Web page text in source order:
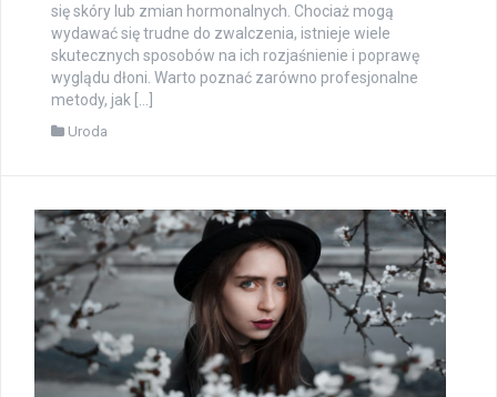
się skóry lub zmian hormonalnych. Chociaż mogą
wydawać się trudne do zwalczenia, istnieje wiele
skutecznych sposobów na ich rozjaśnienie i poprawę
wyglądu dłoni. Warto poznać zarówno profesjonalne
metody, jak […]
Uroda